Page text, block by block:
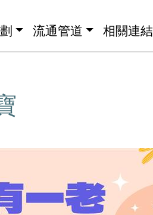
流通管道 相關連結